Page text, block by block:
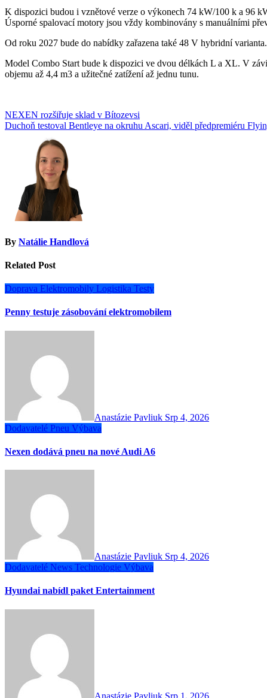
K dispozici budou i vznětové verze o výkonech 74 kW/100 k a 96
Úsporné spalovací motory jsou vždy kombinovány s manuálními
Od roku 2027 bude do nabídky zařazena také 48 V hybridní varianta.
Model Combo Start bude k dispozici ve dvou délkách L a XL. V
objemu až 4,4 m3 a užitečné zatížení až jednu tunu.
Navigace
pro
příspěvek
NEXEN rozšiřuje sklad v Bítozevsi
Duchoň testoval Bentleye na okruhu Ascari, viděl předpremiéru
By Natálie Handlová
Related Post
Doprava Elektromobily Logistika Testy
Penny testuje zásobování elektromobilem
Anastázie Pavliuk Srp 4, 2026
Dodavatelé Pneu Výbava
Nexen dodává pneu na nové Audi A6
Anastázie Pavliuk Srp 4, 2026
Dodavatelé News Technologie Výbava
Hyundai nabídl paket Entertainment
Anastázie Pavliuk Srp 1, 2026